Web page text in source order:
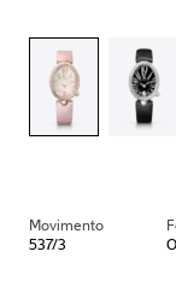
Movimento
537/3